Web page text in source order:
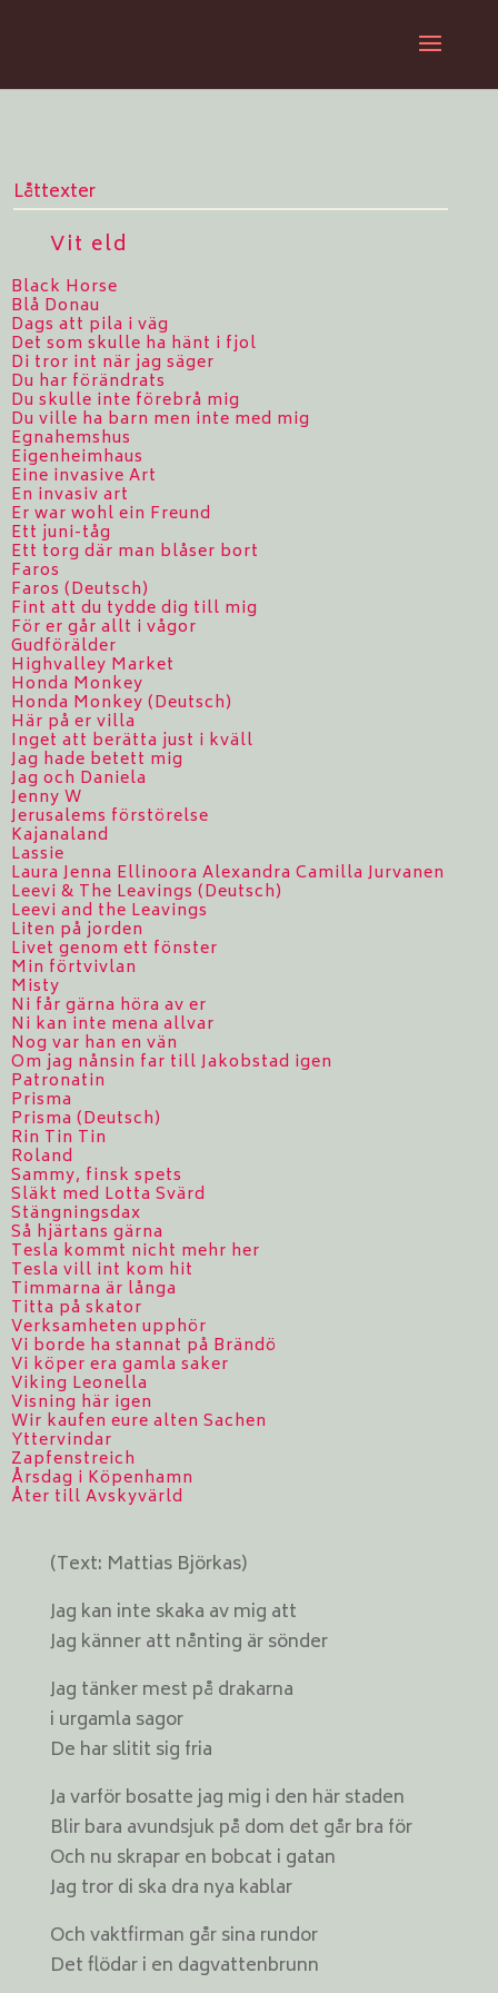
Låttexter
Vit eld
Black Horse
Blå Donau
Dags att pila i väg
Det som skulle ha hänt i fjol
Di tror int när jag säger
Du har förändrats
Du skulle inte förebrå mig
Du ville ha barn men inte med mig
Egnahemshus
Eigenheimhaus
Eine invasive Art
En invasiv art
Er war wohl ein Freund
Ett juni-tåg
Ett torg där man blåser bort
Faros
Faros (Deutsch)
Fint att du tydde dig till mig
För er går allt i vågor
Gudförälder
Highvalley Market
Honda Monkey
Honda Monkey (Deutsch)
Här på er villa
Inget att berätta just i kväll
Jag hade betett mig
Jag och Daniela
Jenny W
Jerusalems förstörelse
Kajanaland
Lassie
Laura Jenna Ellinoora Alexandra Camilla Jurvanen
Leevi & The Leavings (Deutsch)
Leevi and the Leavings
Liten på jorden
Livet genom ett fönster
Min förtvivlan
Misty
Ni får gärna höra av er
Ni kan inte mena allvar
Nog var han en vän
Om jag nånsin far till Jakobstad igen
Patronatin
Prisma
Prisma (Deutsch)
Rin Tin Tin
Roland
Sammy, finsk spets
Släkt med Lotta Svärd
Stängningsdax
Så hjärtans gärna
Tesla kommt nicht mehr her
Tesla vill int kom hit
Timmarna är långa
Titta på skator
Verksamheten upphör
Vi borde ha stannat på Brändö
Vi köper era gamla saker
Viking Leonella
Visning här igen
Wir kaufen eure alten Sachen
Yttervindar
Zapfenstreich
Årsdag i Köpenhamn
Åter till Avskyvärld
(Text: Mattias Björkas)
Jag kan inte skaka av mig att
Jag känner att nånting är sönder
Jag tänker mest på drakarna
i urgamla sagor
De har slitit sig fria
Ja varför bosatte jag mig i den här staden
Blir bara avundsjuk på dom det går bra för
Och nu skrapar en bobcat i gatan
Jag tror di ska dra nya kablar
Och vaktfirman går sina rundor
Det flödar i en dagvattenbrunn